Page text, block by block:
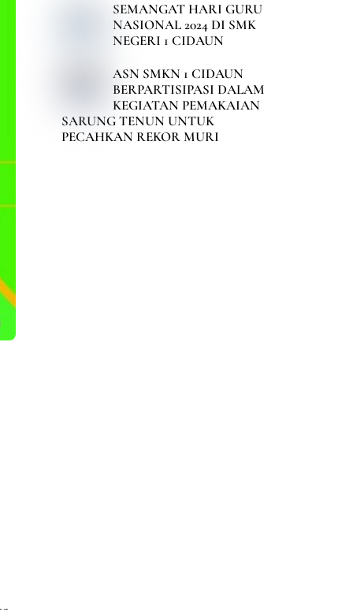
SEMANGAT HARI GURU
NASIONAL 2024 DI SMK
NEGERI 1 CIDAUN
ASN SMKN 1 CIDAUN
BERPARTISIPASI DALAM
KEGIATAN PEMAKAIAN
SARUNG TENUN UNTUK
PECAHKAN REKOR MURI